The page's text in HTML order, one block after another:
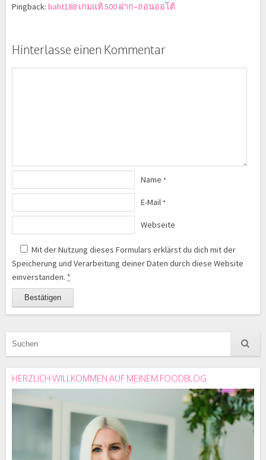
Pingback: baht188 เกมแท้ 500 ฝาก–ถอนออโต้
Hinterlasse einen Kommentar
Name *
E-Mail *
Webseite
Mit der Nutzung dieses Formulars erklärst du dich mit der
Speicherung und Verarbeitung deiner Daten durch diese Website
einverstanden. *
HERZLICH WILLKOMMEN AUF MEINEM FOODBLOG